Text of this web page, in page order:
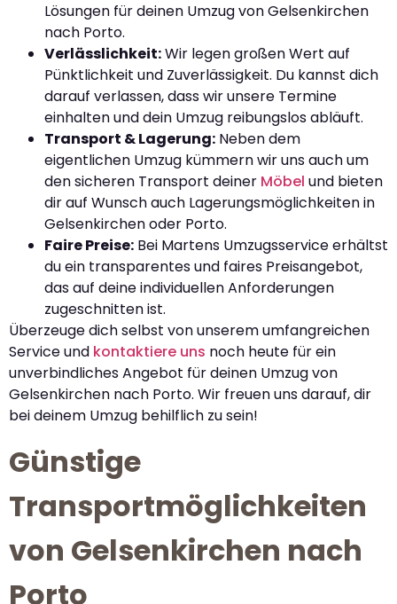
Lösungen für deinen Umzug von Gelsenkirchen
nach Porto.
Verlässlichkeit:Wir legen großen Wert auf
Pünktlichkeit und Zuverlässigkeit. Du kannst dich
darauf verlassen, dass wir unsere Termine
einhalten und dein Umzug reibungslos abläuft.
Transport & Lagerung: Neben dem
eigentlichen Umzug kümmern wir uns auch um
den sicheren Transport deiner Möbel und bieten
dir auf Wunsch auch Lagerungsmöglichkeiten in
Gelsenkirchen oder Porto.
Faire Preise: Bei Martens Umzugsservice erhältst
du ein transparentes und faires Preisangebot,
das auf deine individuellen Anforderungen
zugeschnitten ist.
Überzeuge dich selbst von unserem umfangreichen
Service und kontaktiere uns noch heute für ein
unverbindliches Angebot für deinen Umzug von
Gelsenkirchen nach Porto. Wir freuen uns darauf, dir
bei deinem Umzug behilflich zu sein!
Günstige
Transportmöglichkeiten
von Gelsenkirchen nach
Porto